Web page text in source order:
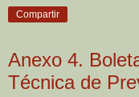
Compartir
Anexo 4.
Técnica de